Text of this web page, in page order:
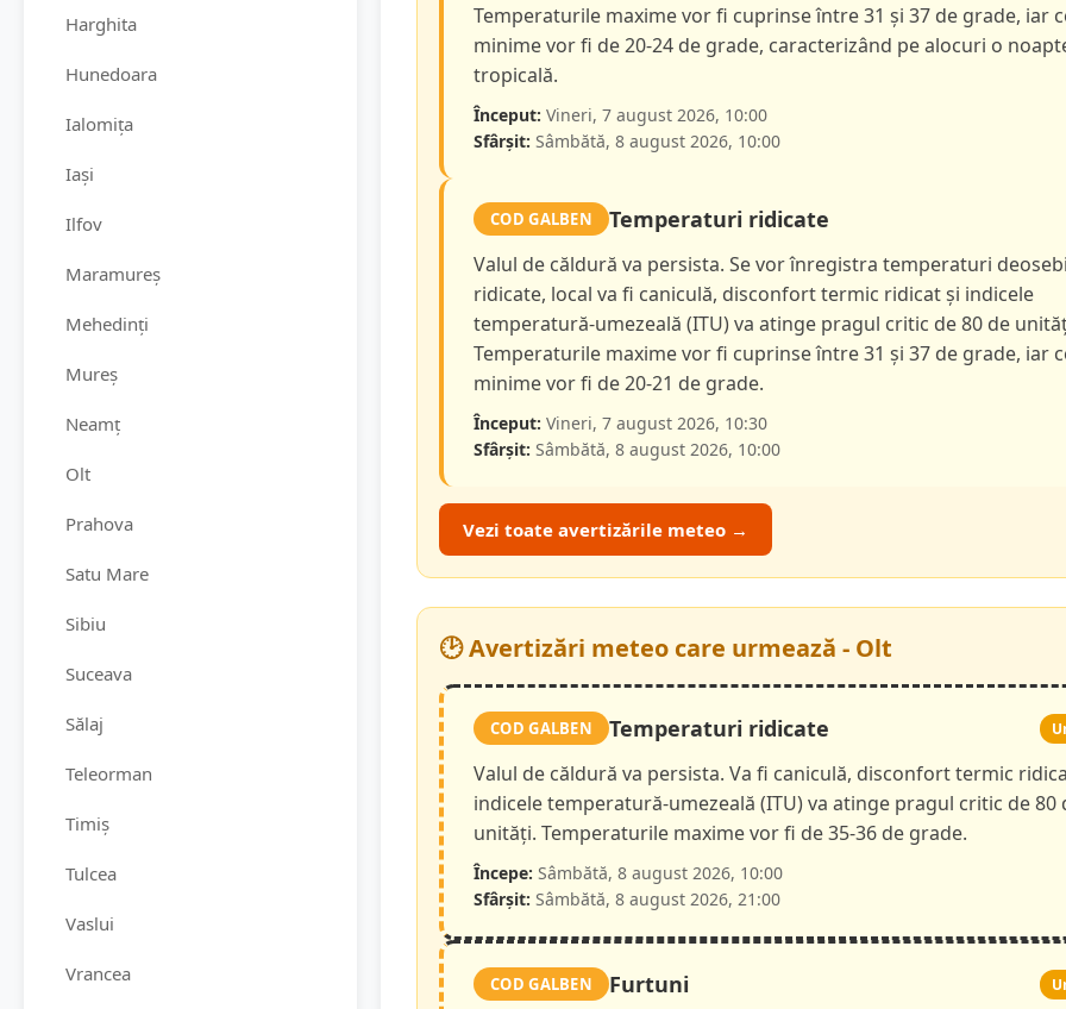
Harghita
Hunedoara
Ialomița
Iași
Ilfov
Maramureș
Mehedinți
Mureș
Neamț
Olt
Prahova
Satu Mare
Sibiu
Suceava
Sălaj
Teleorman
Timiș
Tulcea
Vaslui
Vrancea
Temperaturile maxime vor fi cuprinse între 31 și 37 de grade, iar
minime vor fi de 20-24 de grade, caracterizând pe alocuri o
tropicală.
Început: Vineri, 7 august 2026, 10:00
Sfârșit: Sâmbătă, 8 august 2026, 10:00
COD GALBEN Temperaturi ridicate
Valul de căldură va persista. Se vor înregistra temperaturi
ridicate, local va fi caniculă, disconfort termic ridicat și indicele
temperatură-umezeală (ITU) va atinge pragul critic de 80 de
Temperaturile maxime vor fi cuprinse între 31 și 37 de grade, iar
minime vor fi de 20-21 de grade.
Început: Vineri, 7 august 2026, 10:30
Sfârșit: Sâmbătă, 8 august 2026, 10:00
Vezi toate avertizările meteo →
🕑 Avertizări meteo care urmează - Olt
COD GALBEN Temperaturi ridicate
Valul de căldură va persista. Va fi caniculă, disconfort termic
indicele temperatură-umezeală (ITU) va atinge pragul critic de 80
unități. Temperaturile maxime vor fi de 35-36 de grade.
Începe: Sâmbătă, 8 august 2026, 10:00
Sfârșit: Sâmbătă, 8 august 2026, 21:00
COD GALBEN Furtuni